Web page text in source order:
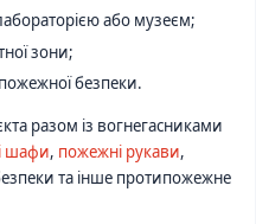
або музеєм;
зони;
безпеки.
разом із вогнегасниками
шафи, пожежні рукави,
та інше протипожежне